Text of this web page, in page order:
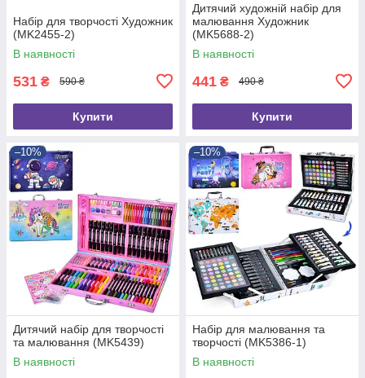
Набір для творчості Художник
(MK2455-2)
В наявності
531 ₴ 590 ₴
Купити
Дитячий художній набір для
малювання Художник
(MK5688-2)
В наявності
441 ₴ 490 ₴
Купити
–10%
Дитячий набір для творчості
та малювання (MK5439)
В наявності
–10%
Набір для малювання та
творчості (MK5386-1)
В наявності